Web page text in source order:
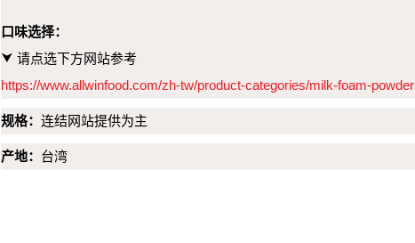
口味选择：
⮟ 请点选下方网站参考
https://www.allwinfood.com/zh-tw/product-categories/milk-foam-powder
规格： 连结网站提供为主
产地： 台湾